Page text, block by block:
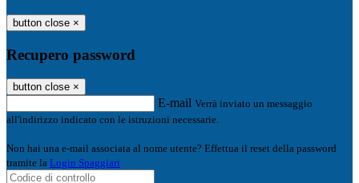
button close ×
Recupero password
button close ×
E-mail Verrà inviato un messaggio
all'indirizzo indicato con le istruzioni necessarie.
Non hai una e-mail associata al nome utente? Effettua il reset della password
tramite la Login Spaggiari